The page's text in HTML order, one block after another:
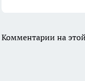
Комментарии на